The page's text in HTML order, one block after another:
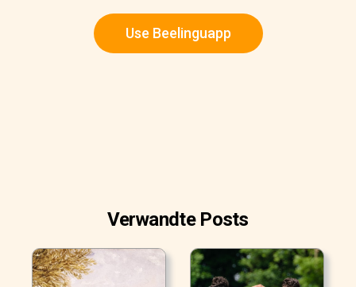
Use Beelinguapp
Verwandte Posts